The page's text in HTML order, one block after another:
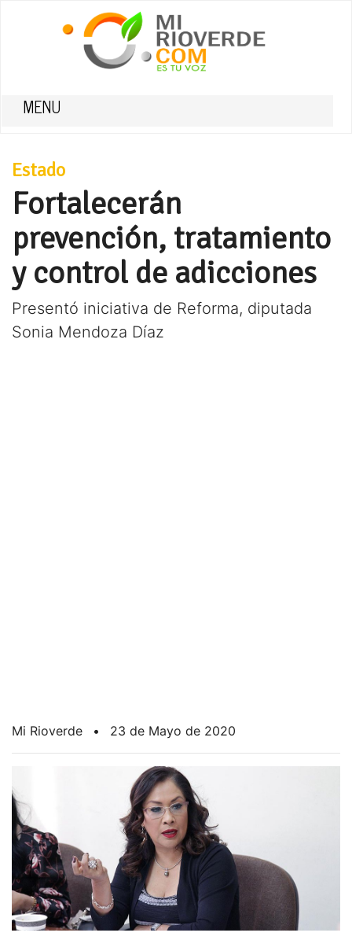
MENU
Estado
Fortalecerán
prevención, tratamiento
y control de adicciones
Presentó iniciativa de Reforma, diputada
Sonia Mendoza Díaz
Mi Rioverde • 23 de Mayo de 2020